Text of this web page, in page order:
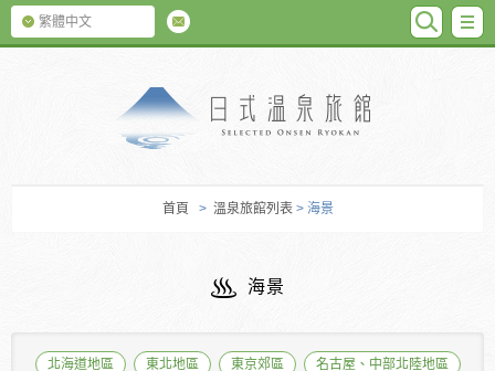
繁體中文
首頁 > 溫泉旅館列表 > 海景
海景
北海道地區 東北地區 東京郊區 名古屋、中部北陸地區